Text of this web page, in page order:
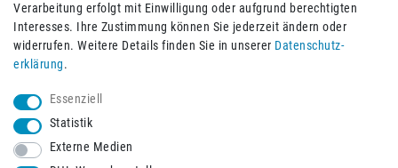
Impressum Daten­schutz­erklärung AGB
Verarbeitung erfolgt mit Einwilligung oder aufgrund berechtigten
Interesses. Ihre Zustimmung können Sie jederzeit ändern oder
widerrufen. Weitere Details finden Sie in unserer Daten­schutz­
erklärung.
Essenziell
Statistik
Externe Medien